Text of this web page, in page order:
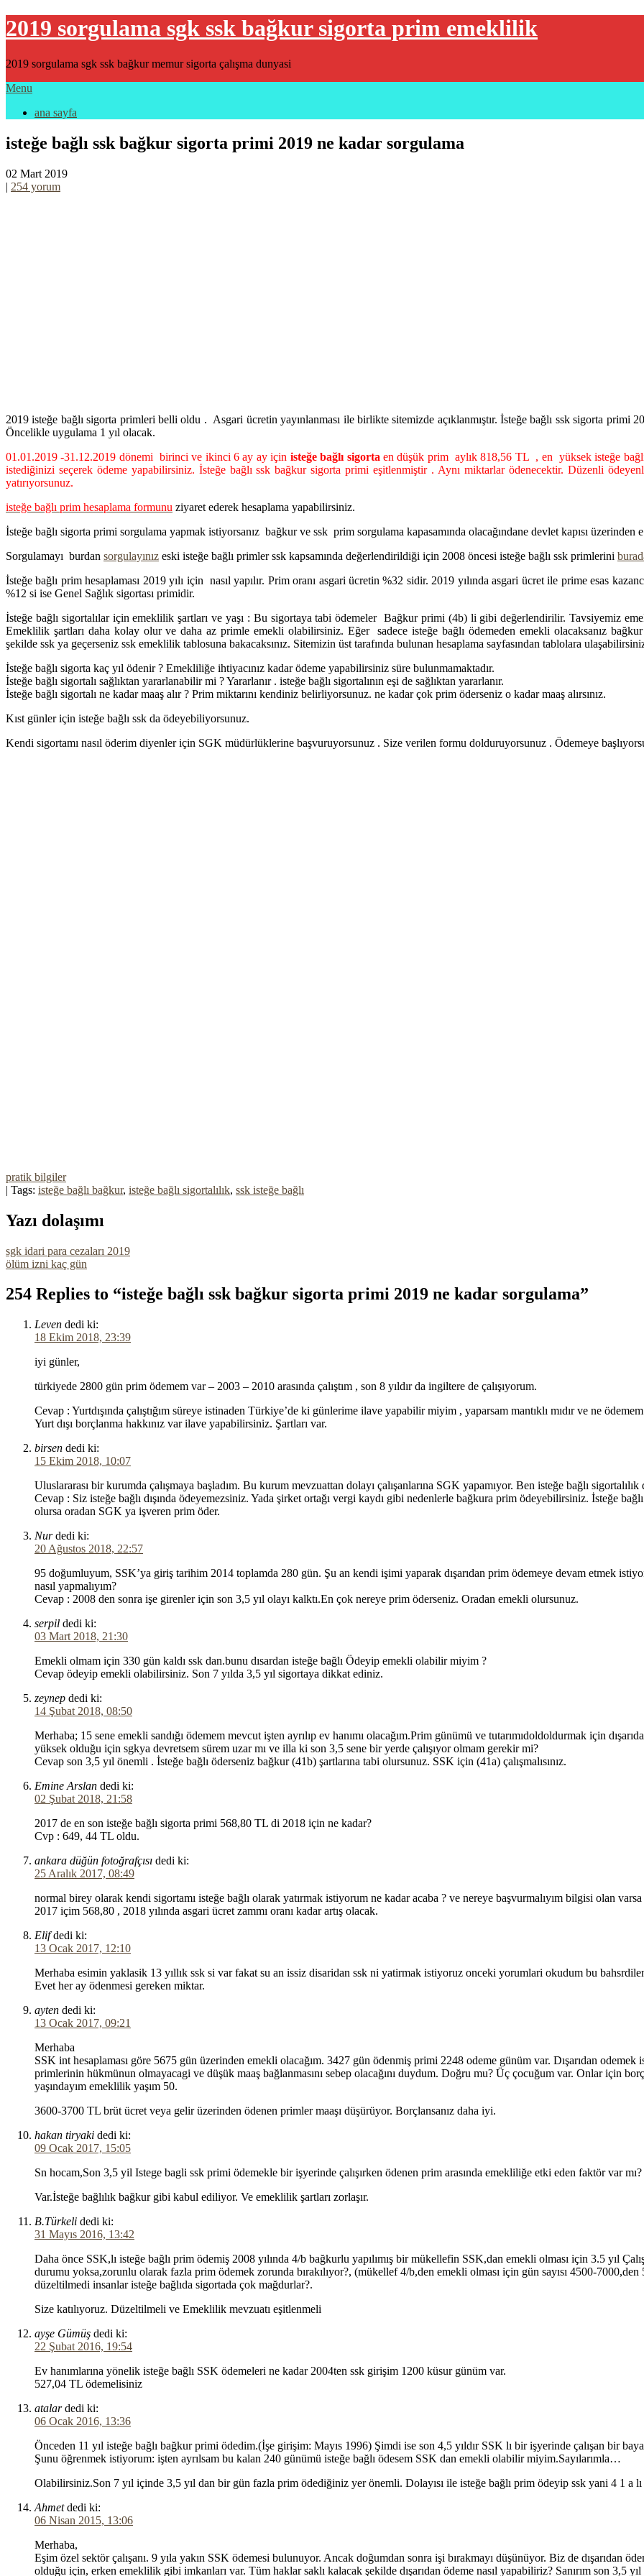
2019 sorgulama sgk ssk bağkur sigorta prim emeklilik
2019 sorgulama sgk ssk bağkur memur sigorta çalışma dunyasi
Menu
ana sayfa
isteğe bağlı ssk bağkur sigorta primi 2019 ne kadar sorgulama
02 Mart 2019
| 254 yorum
2019 isteğe bağlı sigorta primleri belli oldu . Asgari ücretin yayınlanması ile birlikte sitemizde açıklanmıştır. İsteğe bağlı ssk sigorta primi
Öncelikle uygulama 1 yıl olacak.
01.01.2019 -31.12.2019 dönemi birinci ve ikinci 6 ay ay için isteğe bağlı sigorta en düşük prim aylık 818,56 TL , en yüksek isteğe
istediğinizi seçerek ödeme yapabilirsiniz. İsteğe bağlı ssk bağkur sigorta primi eşitlenmiştir . Aynı miktarlar ödenecektir. Düzenli
yatırıyorsunuz.
isteğe bağlı prim hesaplama formunu ziyaret ederek hesaplama yapabilirsiniz.
İsteğe bağlı sigorta primi sorgulama yapmak istiyorsanız bağkur ve ssk prim sorgulama kapasamında olacağındane devlet kapısı
Sorgulamayı burdan sorgulayınız eski isteğe bağlı primler ssk kapsamında değerlendirildiği için 2008 öncesi isteğe bağlı ssk primlerini
İsteğe bağlı prim hesaplaması 2019 yılı için nasıl yapılır. Prim oranı asgari ücretin %32 sidir. 2019 yılında asgari ücret ile prime esas
%12 si ise Genel Sağlık sigortası primidir.
İsteğe bağlı sigortalılar için emeklilik şartları ve yaşı : Bu sigortaya tabi ödemeler Bağkur primi (4b) li gibi değerlendirilir. Tavsiyemiz
Emeklilik şartları daha kolay olur ve daha az primle emekli olabilirsiniz. Eğer sadece isteğe bağlı ödemeden emekli olacaksanız
şekilde ssk ya geçerseniz ssk emeklilik tablosuna bakacaksınız. Sitemizin üst tarafında bulunan hesaplama sayfasından tablolara
İsteğe bağlı sigorta kaç yıl ödenir ? Emekliliğe ihtiyacınız kadar ödeme yapabilirsiniz süre bulunmamaktadır.
İsteğe bağlı sigortalı sağlıktan yararlanabilir mi ? Yararlanır . isteğe bağlı sigortalının eşi de sağlıktan yararlanır.
İsteğe bağlı sigortalı ne kadar maaş alır ? Prim miktarını kendiniz belirliyorsunuz. ne kadar çok prim öderseniz o kadar maaş alırsınız.
Kıst günler için isteğe bağlı ssk da ödeyebiliyorsunuz.
Kendi sigortamı nasıl öderim diyenler için SGK müdürlüklerine başvuruyorsunuz . Size verilen formu dolduruyorsunuz . Ödemeye
pratik bilgiler
| Tags: isteğe bağlı bağkur, isteğe bağlı sigortalılık, ssk isteğe bağlı
Yazı dolaşımı
sgk idari para cezaları 2019
ölüm izni kaç gün
254 Replies to “isteğe bağlı ssk bağkur sigorta primi 2019 ne kadar sorgulama”
Leven dedi ki:
18 Ekim 2018, 23:39
iyi günler,
türkiyede 2800 gün prim ödemem var – 2003 – 2010 arasında çalıştım , son 8 yıldır da ingiltere de çalışıyorum.
Cevap : Yurtdışında çalıştığım süreye istinaden Türkiye’de ki günlerime ilave yapabilir miyim , yaparsam mantıklı mıdır ve ne
Yurt dışı borçlanma hakkınız var ilave yapabilirsiniz. Şartları var.
birsen dedi ki:
15 Ekim 2018, 10:07
Uluslararası bir kurumda çalışmaya başladım. Bu kurum mevzuattan dolayı çalışanlarına SGK yapamıyor. Ben isteğe bağlı
Cevap : Siz isteğe bağlı dışında ödeyemezsiniz. Yada şirket ortağı vergi kaydı gibi nedenlerle bağkura prim ödeyebilirsiniz. İsteğe
olursa oradan SGK ya işveren prim öder.
Nur dedi ki:
20 Ağustos 2018, 22:57
95 doğumluyum, SSK’ya giriş tarihim 2014 toplamda 280 gün. Şu an kendi işimi yaparak dışarıdan prim ödemeye devam etmek
nasıl yapmalıyım?
Cevap : 2008 den sonra işe girenler için son 3,5 yıl olayı kalktı.En çok nereye prim öderseniz. Oradan emekli olursunuz.
serpil dedi ki:
03 Mart 2018, 21:30
Emekli olmam için 330 gün kaldı ssk dan.bunu dısardan isteğe bağlı Ödeyip emekli olabilir miyim ?
Cevap ödeyip emekli olabilirsiniz. Son 7 yılda 3,5 yıl sigortaya dikkat ediniz.
zeynep dedi ki:
14 Şubat 2018, 08:50
Merhaba; 15 sene emekli sandığı ödemem mevcut işten ayrılıp ev hanımı olacağım.Prim günümü ve tutarımıdoldoldurmak için
yüksek olduğu için sgkya devretsem sürem uzar mı ve illa ki son 3,5 sene bir yerde çalışıyor olmam gerekir mi?
Cevap son 3,5 yıl önemli . İsteğe bağlı öderseniz bağkur (41b) şartlarına tabi olursunuz. SSK için (41a) çalışmalısınız.
Emine Arslan dedi ki:
02 Şubat 2018, 21:58
2017 de en son isteğe bağlı sigorta primi 568,80 TL di 2018 için ne kadar?
Cvp : 649, 44 TL oldu.
ankara düğün fotoğrafçısı dedi ki:
25 Aralık 2017, 08:49
normal birey olarak kendi sigortamı isteğe bağlı olarak yatırmak istiyorum ne kadar acaba ? ve nereye başvurmalıyım bilgisi olan
2017 içim 568,80 , 2018 yılında asgari ücret zammı oranı kadar artış olacak.
Elif dedi ki:
13 Ocak 2017, 12:10
Merhaba esimin yaklasik 13 yıllık ssk si var fakat su an issiz disaridan ssk ni yatirmak istiyoruz onceki yorumlari okudum bu
Evet her ay ödenmesi gereken miktar.
ayten dedi ki:
13 Ocak 2017, 09:21
Merhaba
SSK int hesaplaması göre 5675 gün üzerinden emekli olacağım. 3427 gün ödenmiş primi 2248 odeme günüm var. Dışarıdan
primlerinin hükmünun olmayacagi ve düşük maaş bağlanmasını sebep olacağını duydum. Doğru mu? Üç çocuğum var. Onlar için
yaşındayım emeklilik yaşım 50.
3600-3700 TL brüt ücret veya gelir üzerinden ödenen primler maaşı düşürüyor. Borçlansanız daha iyi.
hakan tiryaki dedi ki:
09 Ocak 2017, 15:05
Sn hocam,Son 3,5 yil Istege bagli ssk primi ödemekle bir işyerinde çalışırken ödenen prim arasında emekliliğe etki eden faktör var mı?
Var.İsteğe bağlılık bağkur gibi kabul ediliyor. Ve emeklilik şartları zorlaşır.
B.Türkeli dedi ki:
31 Mayıs 2016, 13:42
Daha önce SSK,lı isteğe bağlı prim ödemiş 2008 yılında 4/b bağkurlu yapılımış bir mükellefin SSK,dan emekli olması için 3.5 yıl
durumu yoksa,zorunlu olarak fazla prim ödemek zorunda bırakılıyor?, (mükellef 4/b,den emekli olması için gün sayısı 4500-
düzeltilmedi insanlar isteğe bağlıda sigortada çok mağdurlar?.
Size katılıyoruz. Düzeltilmeli ve Emeklilik mevzuatı eşitlenmeli
ayşe Gümüş dedi ki:
22 Şubat 2016, 19:54
Ev hanımlarına yönelik isteğe bağlı SSK ödemeleri ne kadar 2004ten ssk girişim 1200 küsur günüm var.
527,04 TL ödemelisiniz
atalar dedi ki:
06 Ocak 2016, 13:36
Önceden 11 yıl isteğe bağlı bağkur primi ödedim.(İşe girişim: Mayıs 1996) Şimdi ise son 4,5 yıldır SSK lı bir işyerinde çalışan bir
Şunu öğrenmek istiyorum: işten ayrılsam bu kalan 240 günümü isteğe bağlı ödesem SSK dan emekli olabilir miyim.Sayılarımla…
Olabilirsiniz.Son 7 yıl içinde 3,5 yıl dan bir gün fazla prim ödediğiniz yer önemli. Dolayısı ile isteğe bağlı prim ödeyip ssk yani 4 1 a
Ahmet dedi ki:
06 Nisan 2015, 13:06
Merhaba,
Eşim özel sektör çalışanı. 9 yıla yakın SSK ödemesi bulunuyor. Ancak doğumdan sonra işi bırakmayı düşünüyor. Biz de dışarıdan
olduğu için, erken emeklilik gibi imkanları var. Tüm haklar saklı kalacak şekilde dışarıdan ödeme nasıl yapabiliriz? Sanırım son 3,5